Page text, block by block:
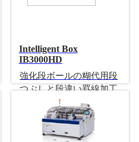
Intelligent Box
IB3000HD
強化段ボールの糊代用段
つぶしと段違い罫線加工
が可能となった強化型イ
ンテリジェントボックス
強化段ボール対応